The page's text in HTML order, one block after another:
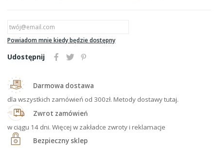
Powiadom mnie kiedy będzie dostępny
Udostępnij
Darmowa dostawa
dla wszystkich zamówień od 300zł. Metody dostawy tutaj.
Zwrot zamówień
w ciągu 14 dni. Więcej w zakładce zwroty i reklamacje
Bezpieczny sklep